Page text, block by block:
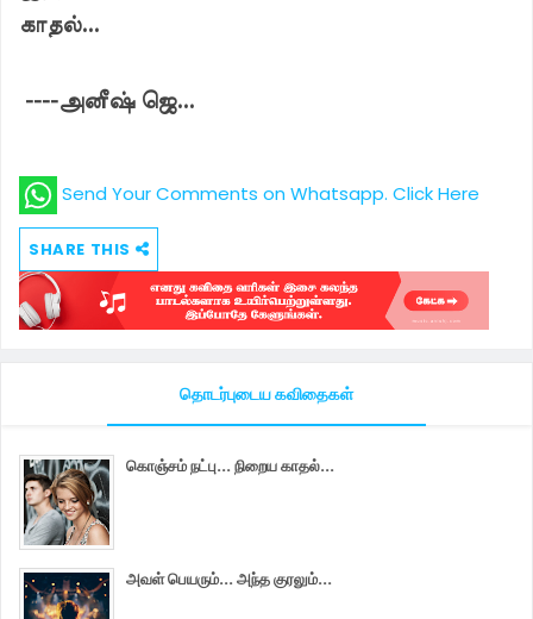
காதல்...
----அனீஷ் ஜெ...
Send Your Comments on Whatsapp. Click Here
SHARE THIS
தொடர்புடைய கவிதைகள்
கொஞ்சம் நட்பு... நிறைய காதல்...
அவள் பெயரும்... அந்த குரலும்...